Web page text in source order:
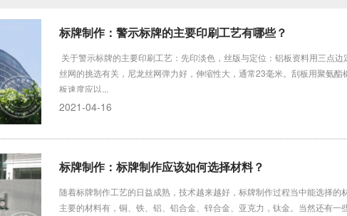
标牌制作：警示标牌的主要印刷工艺有哪些？
关于警示标牌的主要印刷工艺：先印淡色，丝版与定位：铝板资料用三点
丝网的挑选有关，尼龙丝网弹力好，伸缩性大，通常23毫米。刮板用聚氨
板速度应以...
2021-04-16
标牌制作：标牌制作应该如何选择材料？
随着标牌制作工艺的日益成熟，技术越来越好，标牌制作过程当中能选
主要的材料有，铜、铁、铝、铝合金、锌合金、亚克力，钛金。当然还有